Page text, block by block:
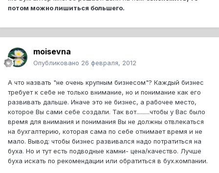
потом можно лишиться большего.
moisevna
Опубликовано 26 февраля, 2012
А что назвать "не очень крупным бизнесом"? Каждый бизнес
требует к себе не только внимание, но и понимание как его
развивать дальше. Иначе это не бизнес, а рабочее место,
которое Вы сами себе создали. Так вот.........чтобы у Вас было
время для внимания и понимания Вы не должны отвлекаться
на бухгалтерию, которая сама по себе отнимает время и не
мало. Вывод: чтобы бизнес развивался надо потратиться на
буха. Но и тут есть подводные камни- цена/качество. Лучше
буха искать по рекомендации или обратиться в бух.компании.